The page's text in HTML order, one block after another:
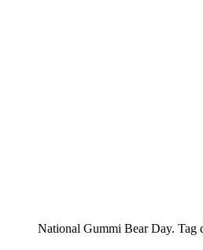
National Gummi Bear Day.